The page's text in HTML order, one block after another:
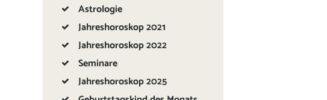
Astrologie
Jahreshoroskop 2021
Jahreshoroskop 2022
Seminare
Jahreshoroskop 2025